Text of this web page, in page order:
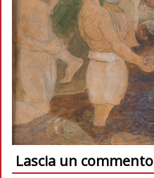
Lascia un commento